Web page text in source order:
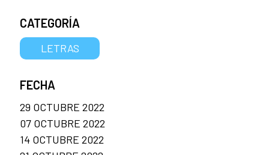
CATEGORÍA
LETRAS
FECHA
29 OCTUBRE 2022
07 OCTUBRE 2022
14 OCTUBRE 2022